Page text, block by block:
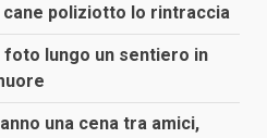
poliziotto lo rintraccia
lungo un sentiero in
una cena tra amici,